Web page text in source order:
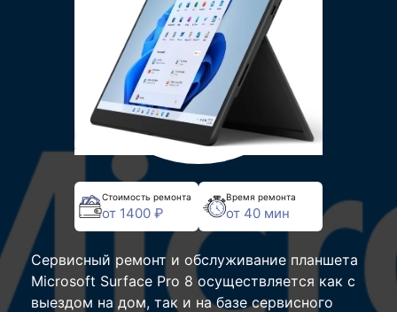
Стоимость ремонта
от 1400 ₽
Время ремонта
от 40 мин
Сервисный ремонт и обслуживание планшета
Microsoft Surface Pro 8 осуществляется как с
выездом на дом, так и на базе сервисного